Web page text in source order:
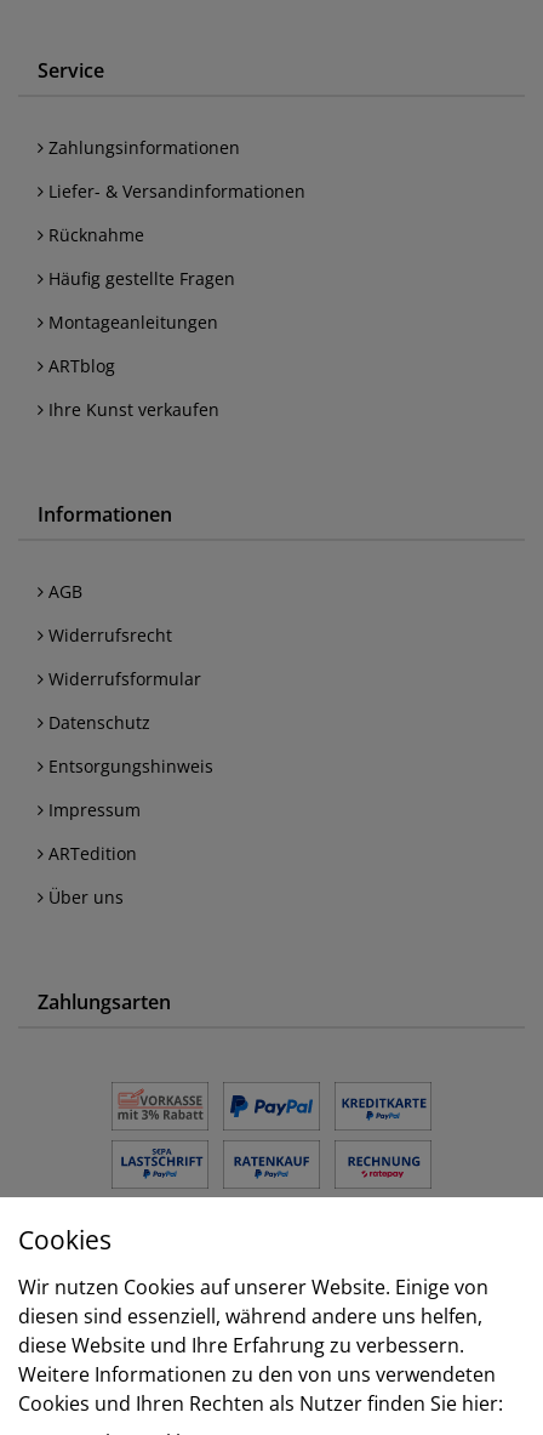
Service
Zahlungsinformationen
Liefer- & Versandinformationen
Rücknahme
Häufig gestellte Fragen
Montageanleitungen
ARTblog
Ihre Kunst verkaufen
Informationen
AGB
Widerrufsrecht
Widerrufsformular
Datenschutz
Entsorgungshinweis
Impressum
ARTedition
Über uns
Zahlungsarten
Versand
Cookies
Wir nutzen Cookies auf unserer Website. Einige von
diesen sind essenziell, während andere uns helfen,
diese Website und Ihre Erfahrung zu verbessern.
Weitere Informationen zu den von uns verwendeten
Cookies und Ihren Rechten als Nutzer finden Sie hier: